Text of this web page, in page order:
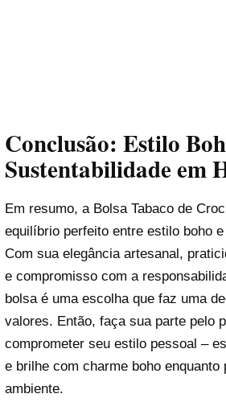
Conclusão: Estilo
Sustentabilidade em
Em resumo, a Bolsa Tabaco de
equilíbrio perfeito entre estilo boho
Com sua elegância artesanal,
e compromisso com a
bolsa é uma escolha que faz uma
valores. Então, faça sua parte pelo
comprometer seu estilo pessoal –
e brilhe com charme boho enquanto
ambiente.